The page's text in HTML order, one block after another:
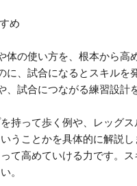
め
体の使い方を、根本から高
に、試合になるとスキルを
、試合につながる練習設計
持って歩く例や、レッグ
うことかを具体的に解説
て高めていける力です。
。